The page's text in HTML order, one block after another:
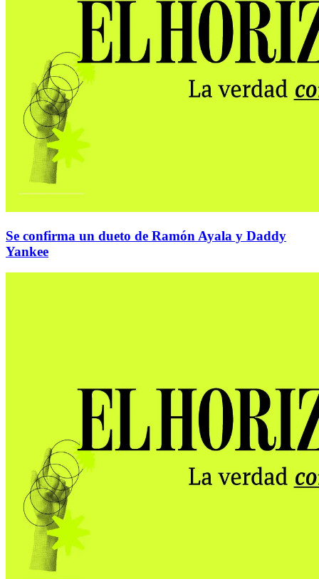
Se confirma un dueto de Ramón Ayala y Daddy
Yankee